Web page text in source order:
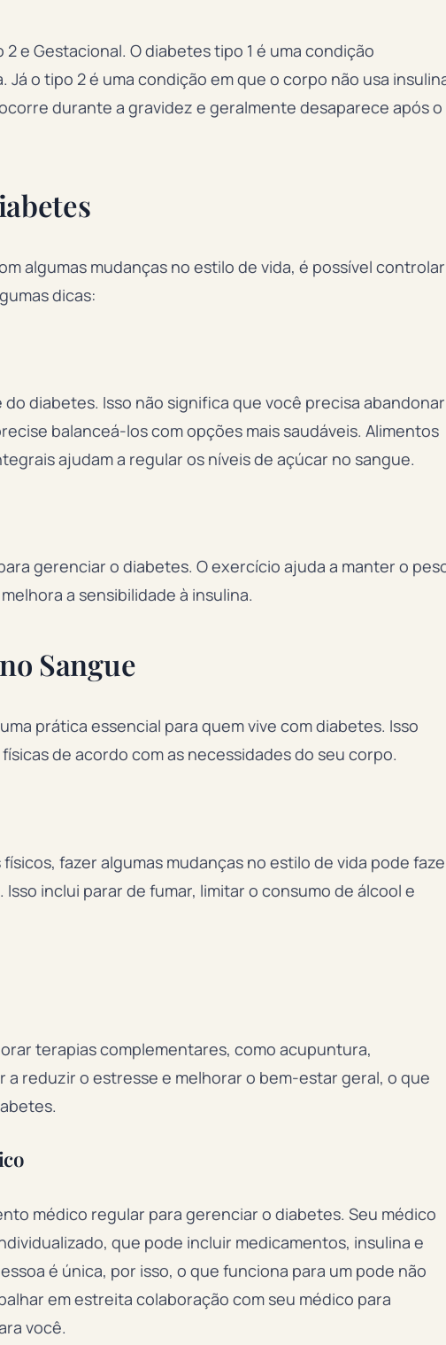
e Gestacional. O diabetes tipo 1 é uma condição
o tipo 2 é uma condição em que o corpo não usa
durante a gravidez e geralmente desaparece após o
algumas mudanças no estilo de vida, é possível controlar
dicas:
diabetes. Isso não significa que você precisa abandonar
balanceá-los com opções mais saudáveis. Alimentos
ajudam a regular os níveis de açúcar no sangue.
gerenciar o diabetes. O exercício ajuda a manter o
a sensibilidade à insulina.
Sangue
prática essencial para quem vive com diabetes. Isso
de acordo com as necessidades do seu corpo.
fazer algumas mudanças no estilo de vida pode
inclui parar de fumar, limitar o consumo de álcool e
terapias complementares, como acupuntura,
a reduzir o estresse e melhorar o bem-estar geral, o que
médico regular para gerenciar o diabetes. Seu médico
que pode incluir medicamentos, insulina e
é única, por isso, o que funciona para um pode não
em estreita colaboração com seu médico para
você.